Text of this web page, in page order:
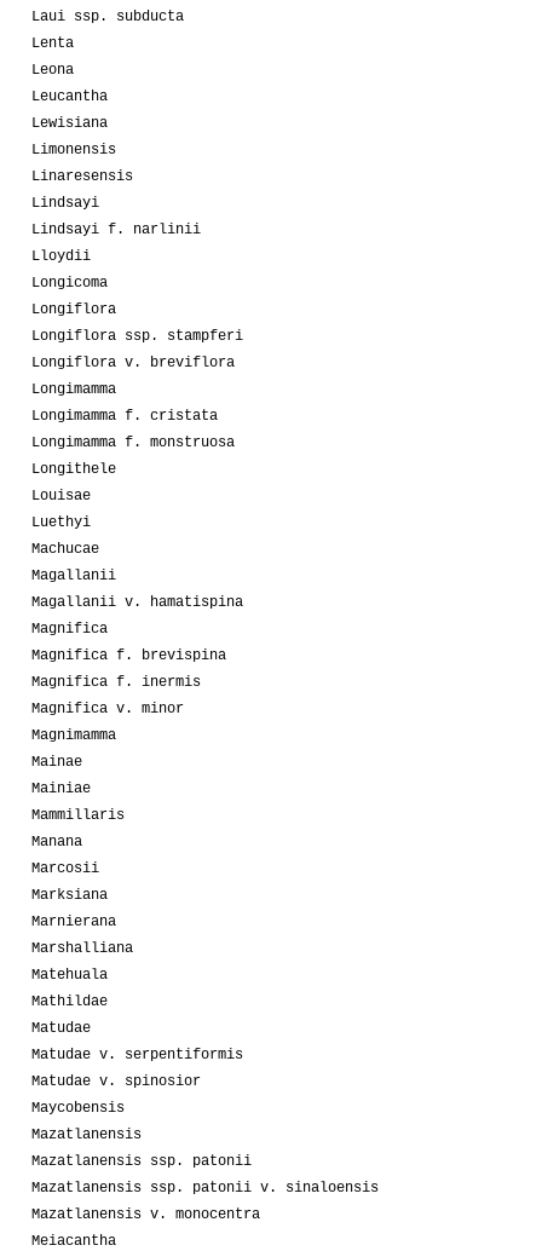
Laui ssp. subducta
Lenta
Leona
Leucantha
Lewisiana
Limonensis
Linaresensis
Lindsayi
Lindsayi f. narlinii
Lloydii
Longicoma
Longiflora
Longiflora ssp. stampferi
Longiflora v. breviflora
Longimamma
Longimamma f. cristata
Longimamma f. monstruosa
Longithele
Louisae
Luethyi
Machucae
Magallanii
Magallanii v. hamatispina
Magnifica
Magnifica f. brevispina
Magnifica f. inermis
Magnifica v. minor
Magnimamma
Mainae
Mainiae
Mammillaris
Manana
Marcosii
Marksiana
Marnierana
Marshalliana
Matehuala
Mathildae
Matudae
Matudae v. serpentiformis
Matudae v. spinosior
Maycobensis
Mazatlanensis
Mazatlanensis ssp. patonii
Mazatlanensis ssp. patonii v. sinaloensis
Mazatlanensis v. monocentra
Meiacantha